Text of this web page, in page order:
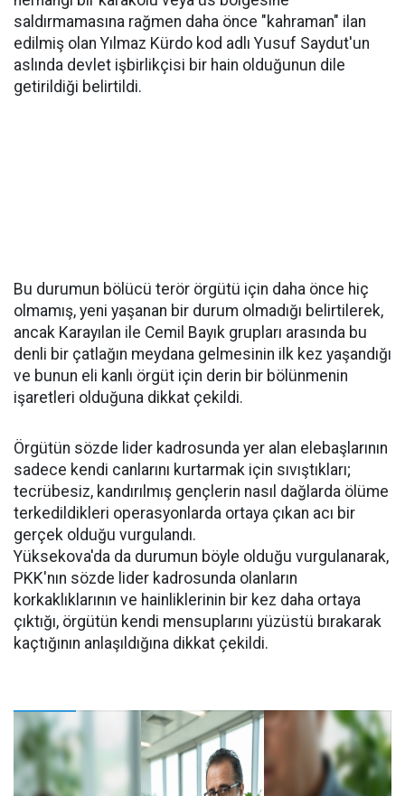
saldırmamasına rağmen daha önce "kahraman" ilan
edilmiş olan Yılmaz Kürdo kod adlı Yusuf Saydut'un
aslında devlet işbirlikçisi bir hain olduğunun dile
getirildiği belirtildi.
Bu durumun bölücü terör örgütü için daha önce hiç
olmamış, yeni yaşanan bir durum olmadığı belirtilerek,
ancak Karayılan ile Cemil Bayık grupları arasında bu
denli bir çatlağın meydana gelmesinin ilk kez yaşandığı
ve bunun eli kanlı örgüt için derin bir bölünmenin
işaretleri olduğuna dikkat çekildi.
Örgütün sözde lider kadrosunda yer alan elebaşlarının
sadece kendi canlarını kurtarmak için sıvıştıkları;
tecrübesiz, kandırılmış gençlerin nasıl dağlarda ölüme
terkedildikleri operasyonlarda ortaya çıkan acı bir
gerçek olduğu vurgulandı.
Yüksekova'da da durumun böyle olduğu vurgulanarak,
PKK'nın sözde lider kadrosunda olanların
korkaklıklarının ve hainliklerinin bir kez daha ortaya
çıktığı, örgütün kendi mensuplarını yüzüstü bırakarak
kaçtığının anlaşıldığına dikkat çekildi.